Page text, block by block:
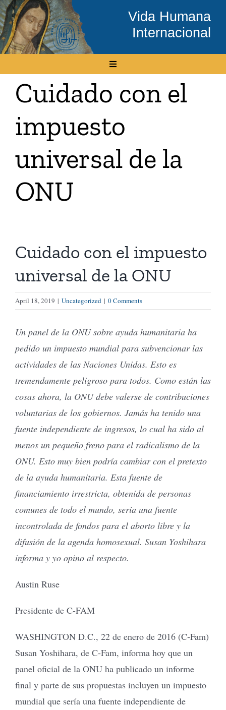
Skip
to
content
Vida Humana
Internacional
Toggle
Inicio
Conócenos
Temas
Boletín Electrónico
Tienda Virtual
Buscar
Cuidado con el
impuesto
universal de la
ONU
Cuidado con el impuesto
universal de la ONU
April 18, 2019 | Uncategorized | 0 Comments
Un panel de la ONU sobre ayuda humanitaria ha
pedido un impuesto mundial para subvencionar las
actividades de las Naciones Unidas. Esto es
tremendamente peligroso para todos. Como están las
cosas ahora, la ONU debe valerse de contribuciones
voluntarias de los gobiernos. Jamás ha tenido una
fuente independiente de ingresos, lo cual ha sido al
menos un pequeño freno para el radicalismo de la
ONU. Esto muy bien podría cambiar con el pretexto
de la ayuda humanitaria. Esta fuente de
financiamiento irrestricta, obtenida de personas
comunes de todo el mundo, sería una fuente
incontrolada de fondos para el aborto libre y la
difusión de la agenda homosexual. Susan Yoshihara
informa y yo opino al respecto.
Austin Ruse
Presidente de C-FAM
WASHINGTON D.C., 22 de enero de 2016 (C-Fam)
Susan Yoshihara, de C-Fam, informa hoy que un
panel oficial de la ONU ha publicado un informe
final y parte de sus propuestas incluyen un impuesto
mundial que sería una fuente independiente de